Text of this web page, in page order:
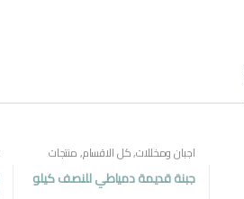
اجبان ومخللات,كل الاقسام,منتجات
مصرية
جبنة قديمة دمياطي للنصف كيلو